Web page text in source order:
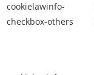
cookielawinfo-
checkbox-others